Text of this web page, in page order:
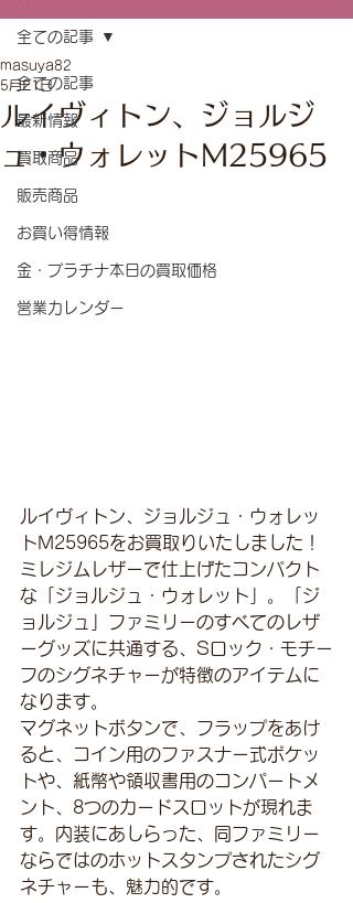
全ての記事
最新情報
買取商品
販売商品
お買い得情報
金・プラチナ本日の買取価格
営業カレンダー
全ての記事
ルイヴィトン、ジョルジ
ュ・ウォレットM25965
masuya82
5月21日
ルイヴィトン、ジョルジュ・ウォレッ
トM25965をお買取りいたしました！
ミレジムレザーで仕上げたコンパクト
な「ジョルジュ・ウォレット」。「ジ
ョルジュ」ファミリーのすべてのレザ
ーグッズに共通する、Sロック・モチー
フのシグネチャーが特徴のアイテムに
なります。
マグネットボタンで、フラップをあけ
ると、コイン用のファスナー式ポケッ
トや、紙幣や領収書用のコンパートメ
ント、8つのカードスロットが現れま
す。内装にあしらった、同ファミリー
ならではのホットスタンプされたシグ
ネチャーも、魅力的です。